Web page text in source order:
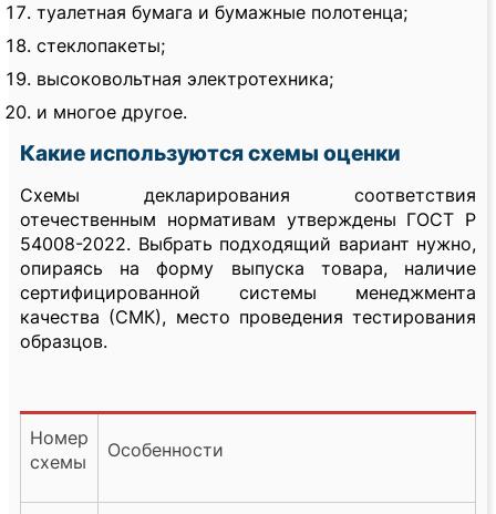
туалетная бумага и бумажные полотенца;
стеклопакеты;
высоковольтная электротехника;
и многое другое.
Какие используются схемы оценки
Схемы декларирования соответствия
отечественным нормативам утверждены ГОСТ Р
54008-2022. Выбрать подходящий вариант нужно,
опираясь на форму выпуска товара, наличие
сертифицированной системы менеджмента
качества (СМК), место проведения тестирования
образцов.
Номер
схемы
Особенности